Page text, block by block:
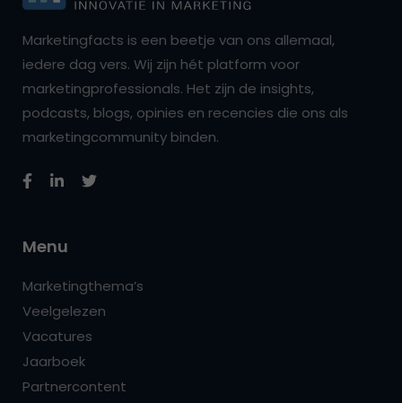
Marketingfacts is een beetje van ons allemaal,
iedere dag vers. Wij zijn hét platform voor
marketingprofessionals. Het zijn de insights,
podcasts, blogs, opinies en recencies die ons als
marketingcommunity binden.
Menu
Marketingthema’s
Veelgelezen
Vacatures
Jaarboek
Partnercontent